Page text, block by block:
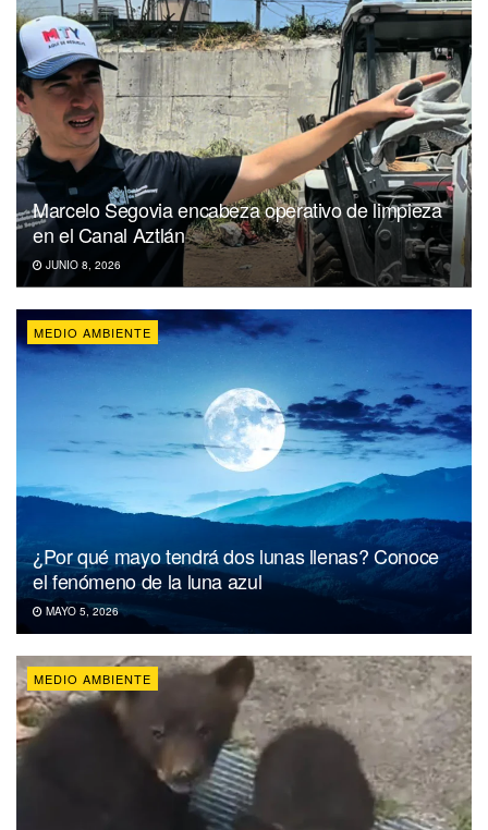
Marcelo Segovia encabeza operativo de limpieza
en el Canal Aztlán
JUNIO 8, 2026
MEDIO AMBIENTE
¿Por qué mayo tendrá dos lunas llenas? Conoce
el fenómeno de la luna azul
MAYO 5, 2026
MEDIO AMBIENTE